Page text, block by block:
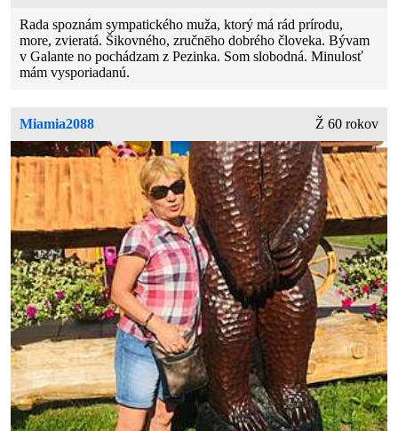
Rada spoznám sympatického muža, ktorý má rád prírodu,
more, zvieratá. Šikovného, zručnēho dobrého človeka. Bývam
v Galante no pochádzam z Pezinka. Som slobodná. Minulosť
mám vysporiadanú.
Miamia2088 Ž 60 rokov